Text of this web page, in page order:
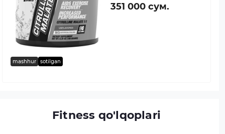
mashhur sotilgan
351 000 сум.
Fitness qo'lqoplari